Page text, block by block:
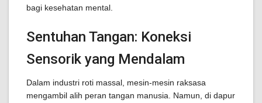
bagi kesehatan mental.
Sentuhan Tangan: Koneksi
Sensorik yang Mendalam
Dalam industri roti massal, mesin-mesin raksasa
mengambil alih peran tangan manusia. Namun, di dapur